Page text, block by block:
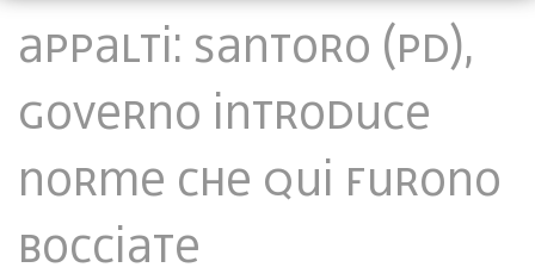
Appalti: Santoro (Pd),
Governo introduce
norme che qui furono
bocciate